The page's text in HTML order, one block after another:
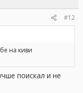
#12
на киви
поискал и не